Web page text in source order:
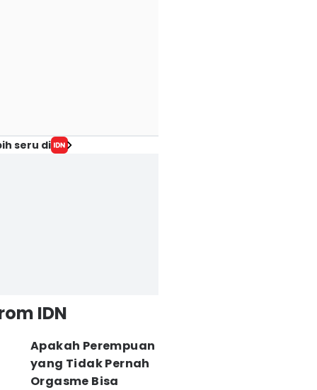
seru di
IDN
Apakah Perempuan
yang Tidak Pernah
Orgasme Bisa